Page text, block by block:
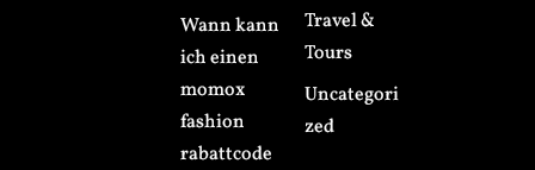
Wann kann
ich einen
momox
fashion
rabattcode
Travel &
Tours
Uncategori
zed